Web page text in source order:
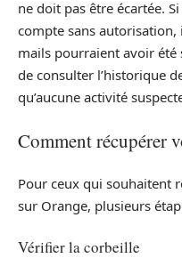
ne doit pas être écartée.
compte sans
mails pourraient avoir
de consulter l’historique
qu’aucune activité
Comment récupérer
Pour ceux qui souhaitent
sur Orange, plusieurs
Vérifier la corbeille